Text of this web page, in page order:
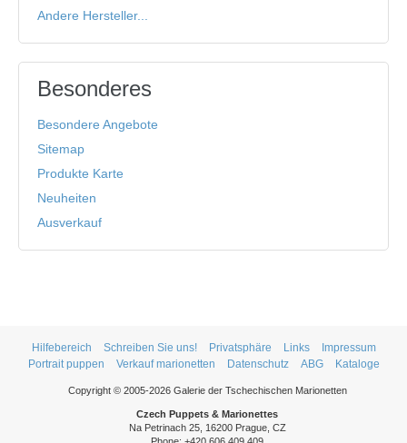
Andere Hersteller...
Besonderes
Besondere Angebote
Sitemap
Produkte Karte
Neuheiten
Ausverkauf
Hilfebereich Schreiben Sie uns! Privatsphäre Links
Impressum
Portrait puppen
Verkauf marionetten Datenschutz ABG Kataloge
Copyright © 2005-2026 Galerie der Tschechischen Marionetten
Czech Puppets & Marionettes
Na Petrinach 25, 16200 Prague, CZ